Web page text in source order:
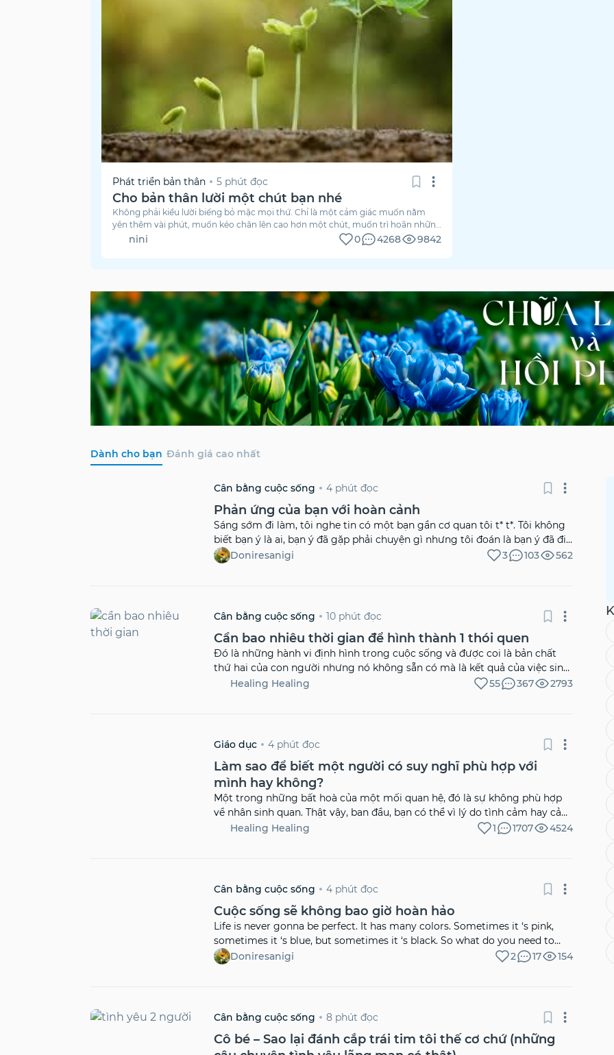
Phát triển bản thân 5 phút đọc
Cho bản thân lười một chút bạn nhé
Không phải kiểu lười biếng bỏ mặc mọi thứ. Chỉ là một cảm giác muốn nằm
yên thêm vài phút, muốn kéo chăn lên cao hơn một chút, muốn trì hoãn những
bộn bề đang đợi ngoài cánh cửa.
nini 0 4268 9842
Dành cho bạn Đánh giá cao nhất
Cân bằng cuộc sống 4 phút đọc
Phản ứng của bạn với hoàn cảnh
Sáng sớm đi làm, tôi nghe tin có một bạn gần cơ quan tôi t* t*. Tôi không
biết bạn ý là ai, bạn ý đã gặp phải chuyện gì nhưng tôi đoán là bạn ý đã đi
đến tột cùng của sự đau khổ thì mới ra quyết định như vậy. Vậy là đã kết
Doniresanigi 3 103 562
Cân bằng cuộc sống 10 phút đọc
Cần bao nhiêu thời gian để hình thành 1 thói quen
Đó là những hành vi định hình trong cuộc sống và được coi là bản chất
thứ hai của con người nhưng nó không sẵn có mà là kết quả của việc sinh
hoạt, học tập, rèn luyện, tu dưỡng của mỗi cá nhân trong cuộc sống hằng
Healing Healing 55 367 2793
Giáo dục 4 phút đọc
Làm sao để biết một người có suy nghĩ phù hợp với
mình hay không?
Một trong những bất hoà của một mối quan hệ, đó là sự không phù hợp
về nhân sinh quan. Thật vậy, ban đầu, bạn có thể vì lý do tình cảm hay cảm
xúc mà bỏ qua cho việc không phù hợp này, nhưng theo thời gian, nó sẽ
Healing Healing 1 1707 4524
Cân bằng cuộc sống 4 phút đọc
Cuộc sống sẽ không bao giờ hoàn hảo
Life is never gonna be perfect. It has many colors. Sometimes it ‘s pink,
sometimes it ‘s blue, but sometimes it ‘s black. So what do you need to
do? You have to control your attitude. You have to try harder. You need to
Move forwad!
Doniresanigi 2 17 154
Cân bằng cuộc sống 8 phút đọc
Cô bé – Sao lại đánh cắp trái tim tôi thế cơ chứ (những